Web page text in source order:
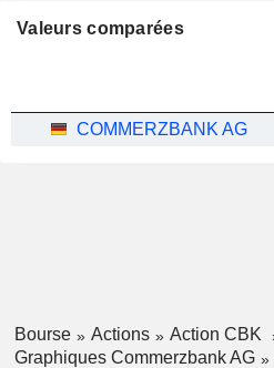
Valeurs comparées
COMMERZBANK AG
Bourse Actions
Action CBK
Graphiques Commerzbank AG